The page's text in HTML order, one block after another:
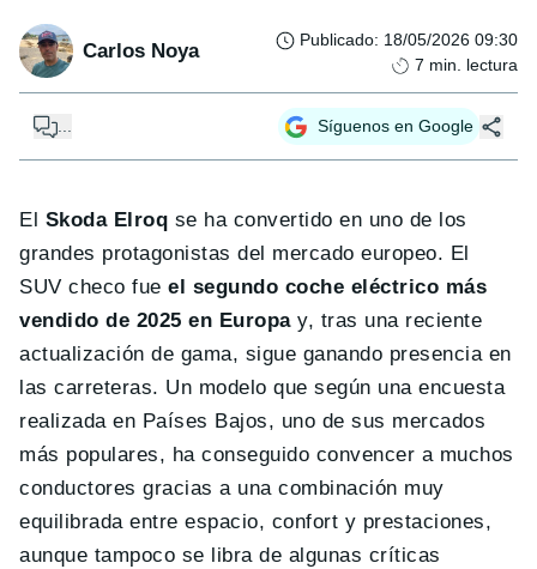
Carlos Noya Publicado: 18/05/2026 09:30
7 min. lectura
... Síguenos en Google
El Skoda Elroq se ha convertido en uno de los
grandes protagonistas del mercado europeo. El
SUV checo fueel segundo coche eléctrico más
vendido de 2025 en Europay, tras una reciente
actualización de gama, sigue ganando presencia en
las carreteras. Un modelo que según una encuesta
realizada en Países Bajos, uno de sus mercados
más populares, ha conseguido convencer a muchos
conductores gracias a una combinación muy
equilibrada entre espacio, confort y prestaciones,
aunque tampoco se libra de algunas críticas